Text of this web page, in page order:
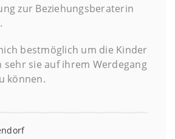
zur Beziehungsberaterin
bestmöglich um die Kinder
sehr sie auf ihrem Werdegang
können.